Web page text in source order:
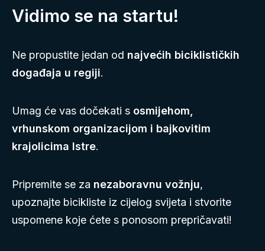
Vidimo se na startu!
Ne propustite jedan od najvećih biciklističkih
događaja u regiji.
Umag će vas dočekati s osmijehom,
vrhunskom organizacijom i bajkovitim
krajolicima Istre.
Pripremite se za nezaboravnu vožnju,
upoznajte bicikliste iz cijelog svijeta i stvorite
uspomene koje ćete s ponosom prepričavati!